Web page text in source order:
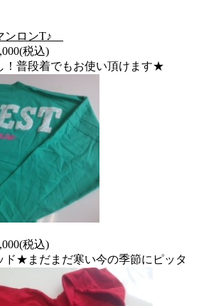
ンロンT♪
税込)
！普段着でもお使い頂けます★
税込)
ド★まだまだ寒い今の季節にピッタ